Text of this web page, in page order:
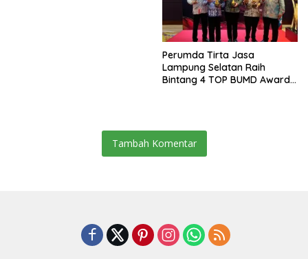
Perumda Tirta Jasa
Lampung Selatan Raih
Bintang 4 TOP BUMD Awards
Tambah Komentar